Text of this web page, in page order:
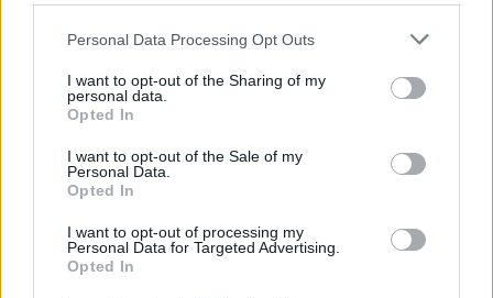
Personal Data Processing Opt Outs
I want to opt-out of the Sharing of my
personal data.
Opted In
I want to opt-out of the Sale of my
Personal Data.
Opted In
I want to opt-out of processing my
Personal Data for Targeted Advertising.
Opted In
Les évaluations de cette page sont écrites par les utilisateurs
adaptés afin de répondre à nos standards en ce qui concerne
l’évaluation d’un médicament, avant d’être approuvés. Pour
des connaissances médicales. De cette façon, les évaluations
reflètent seulement une image fidèle des expériences propres
N’oubliez-pas que les expériences peuvent varier selon les
individus et que pour tout avis médical, il faut toujours prendre
contact avec votre médecin ou votre pharmacien.